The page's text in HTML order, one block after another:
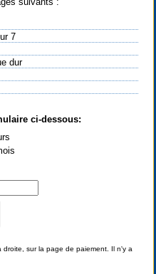
7
dur
ci-dessous:
sur la page de paiement. Il n'y a